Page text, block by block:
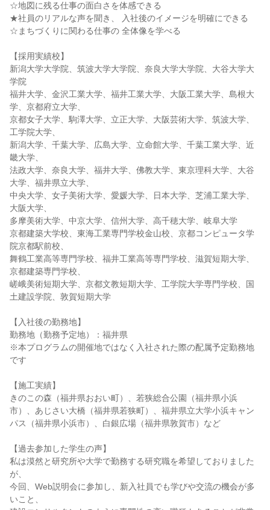
☆地図に残る仕事の面白さを体感できる
★社員のリアルな声を聞き、 入社後のイメージを明確にできる
☆まちづくりに関わる仕事の 全体像を学べる
【採用実績校】
新潟大学大学院、筑波大学大学院、奈良大学大学院、大谷大学大
学院
福井大学、金沢工業大学、福井工業大学、大阪工業大学、島根大
学、京都府立大学、
京都女子大学、駒澤大学、立正大学、大阪芸術大学、筑波大学、
工学院大学、
新潟大学、千葉大学、広島大学、立命館大学、千葉工業大学、近
畿大学、
法政大学、奈良大学、福井大学、佛教大学、東京理科大学、大谷
大学、福井県立大学、
中央大学、女子美術大学、愛媛大学、日本大学、芝浦工業大学、
大阪大学、
多摩美術大学、中京大学、信州大学、高千穂大学、岐阜大学
京都建築大学校、東海工業専門学校金山校、京都コンピュータ学
院京都駅前校、
舞鶴工業高等専門学校、福井工業高等専門学校、滋賀短期大学、
京都建築専門学校、
嵯峨美術短期大学、京都文教短期大学、工学院大学専門学校、国
土建設学院、敦賀短期大学
【入社後の勤務地】
勤務地（勤務予定地）：福井県
※本プログラムの開催地ではなく入社された際の配属予定勤務地
です
【施工実績】
きのこの森（福井県おおい町）、若狭総合公園（福井県小浜
市）、あじさい大橋（福井県若狭町）、福井県立大学小浜キャン
パス（福井県小浜市）、白銀広場（福井県敦賀市）など
【過去参加した学生の声】
私は漠然と研究所や大学で勤務する研究職を希望しておりました
が、
今回、Web説明会に参加し、新入社員でも学びや交流の機会が多
いこと、